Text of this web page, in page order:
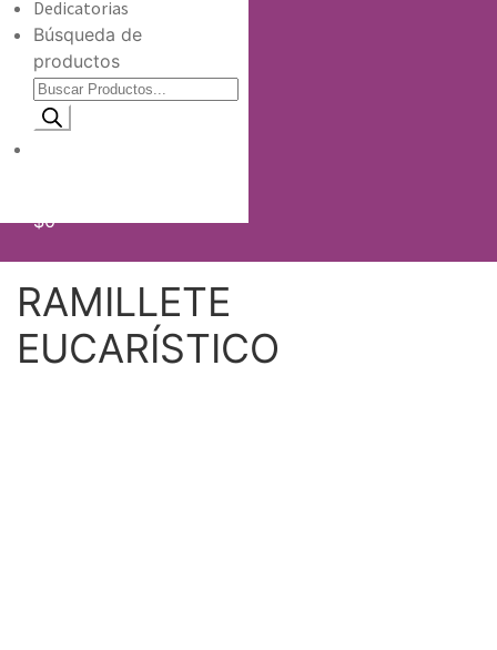
Dedicatorias
Búsqueda de
productos
$0
RAMILLETE
EUCARÍSTICO